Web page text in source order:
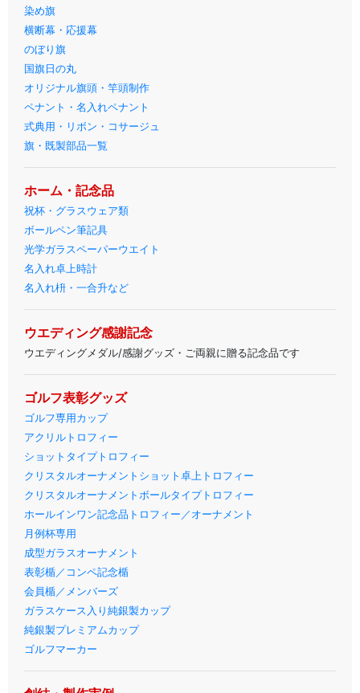
染め旗
横断幕・応援幕
のぼり旗
国旗日の丸
オリジナル旗頭・竿頭制作
ペナント・名入れペナント
式典用・リボン・コサージュ
旗・既製部品一覧
ホーム・記念品
祝杯・グラスウェア類
ボールペン筆記具
光学ガラスペーパーウエイト
名入れ卓上時計
名入れ枡・一合升など
ウエディング感謝記念
ウエディングメダル/感謝グッズ・ご両親に贈る記念品です
ゴルフ表彰グッズ
ゴルフ専用カップ
アクリルトロフィー
ショットタイプトロフィー
クリスタルオーナメントショット卓上トロフィー
クリスタルオーナメントボールタイプトロフィー
ホールインワン記念品トロフィー／オーナメント
月例杯専用
成型ガラスオーナメント
表彰楯／コンペ記念楯
会員楯／メンバーズ
ガラスケース入り純銀製カップ
純銀製プレミアムカップ
ゴルフマーカー